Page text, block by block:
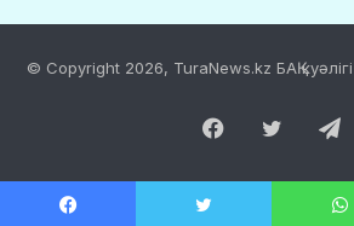
© Copyright 2026, TuraNews.kz БАҚ куәлігі
Facebook
Twitter